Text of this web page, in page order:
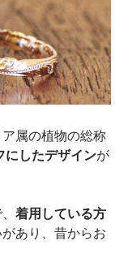
属の植物の総称
にしたデザインが
着用している方
あり、昔からお